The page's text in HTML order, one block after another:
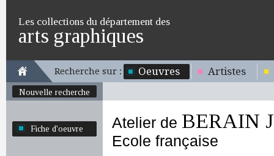
Les collections du département des
arts graphiques
Recherche sur : Oeuvres Artistes
Nouvelle recherche
Fiche d'oeuvre Atelier de BERAIN
Ecole française